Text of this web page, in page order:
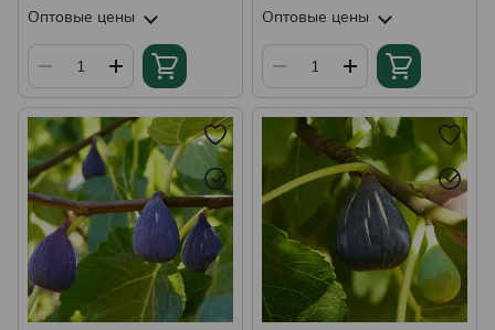
Оптовые цены Оптовые цены